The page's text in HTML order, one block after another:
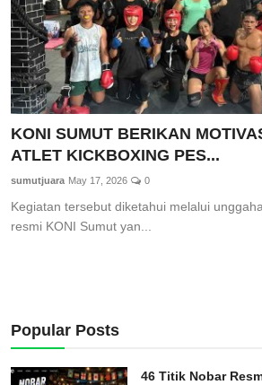
KONI SUMUT BERIKAN
ATLET KICKBOXING PES...
sumutjuara May 17, 2026 0
Kegiatan tersebut diketahui melalui
resmi KONI Sumut yan...
Popular Posts
46 Titik Nobar